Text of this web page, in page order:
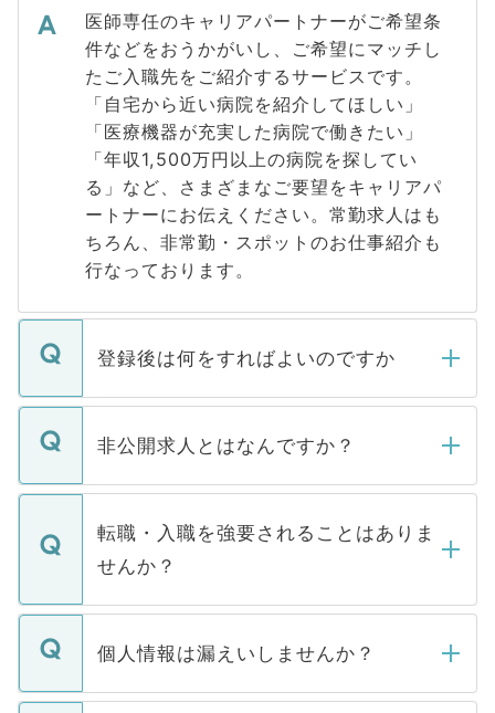
医師専任のキャリアパートナーがご希望条
件などをおうかがいし、ご希望にマッチし
たご入職先をご紹介するサービスです。
「自宅から近い病院を紹介してほしい」
「医療機器が充実した病院で働きたい」
「年収1,500万円以上の病院を探してい
る」など、さまざまなご要望をキャリアパ
ートナーにお伝えください。常勤求人はも
ちろん、非常勤・スポットのお仕事紹介も
行なっております。
登録後は何をすればよいのですか
ご登録いただきましたら、弊社担当者がご
登録内容を確認し、その後メールもしくは
ます。通常、5営業日以内にはご連絡をせて
いただきますので、しばらくお待ちくださ
非公開求人とはなんですか？
マイナビDOCTORで取り扱っている求人の
うち約3割は、Webサイトからご覧いただ
けない「非公開求人」です。非公開求人は
下記の理由によって、一般には公開してい
ません。
■応募殺到を避けるため 人気のある医療機
関を公にしてしまうと、応募が殺到する場
転職・入職を強要されることはありま
せんか？
転職・入職を強要することは一切ありませ
ん。また、仮に応募先から内定をいただい
定を承諾する必要はありません。内定先へ
個人情報は漏えいしませんか？
個人情報が漏えいすることはありませんの